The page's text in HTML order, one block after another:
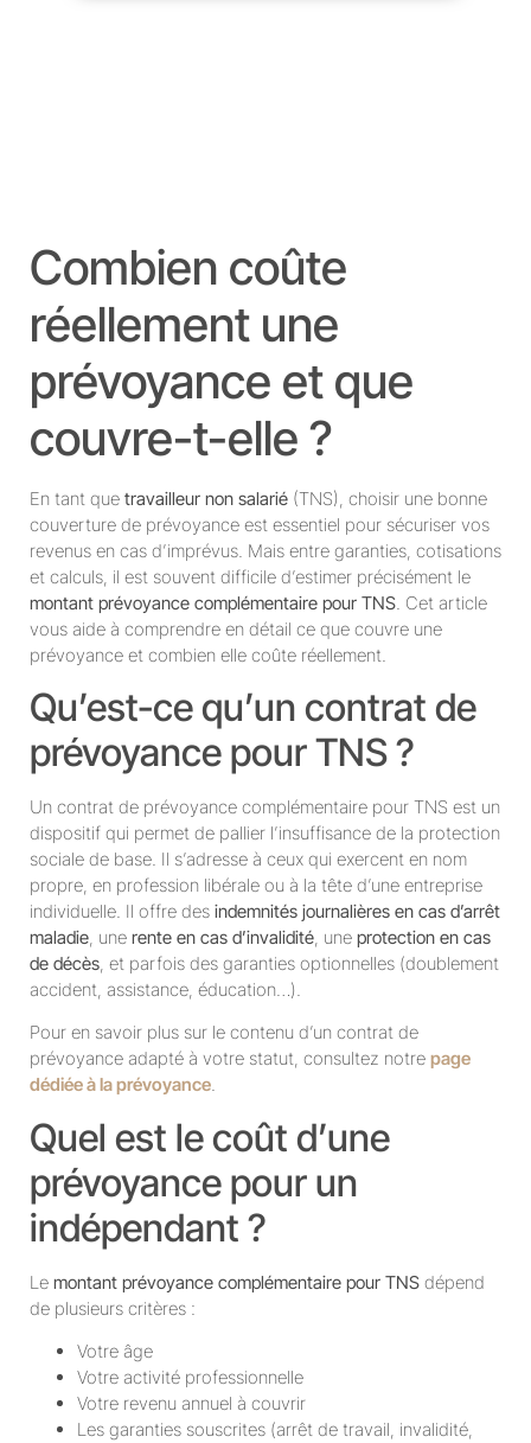
Combien coûte
réellement une
prévoyance et que
couvre-t-elle ?
En tant que travailleur non salarié (TNS), choisir une bonne
couverture de prévoyance est essentiel pour sécuriser vos
revenus en cas d’imprévus. Mais entre garanties, cotisations
et calculs, il est souvent difficile d’estimer précisément le
montant prévoyance complémentaire pour TNS . Cet article
vous aide à comprendre en détail ce que couvre une
prévoyance et combien elle coûte réellement.
Qu’est-ce qu’un contrat de
prévoyance pour TNS ?
Un contrat de prévoyance complémentaire pour TNS est un
dispositif qui permet de pallier l’insuffisance de la protection
sociale de base. Il s’adresse à ceux qui exercent en nom
propre, en profession libérale ou à la tête d’une entreprise
individuelle. Il offre des indemnités journalières en cas d’arrêt
maladie, une rente en cas d’invalidité, une protection en cas
de décès, et parfois des garanties optionnelles (doublement
accident, assistance, éducation…).
Pour en savoir plus sur le contenu d’un contrat de
prévoyance adapté à votre statut, consultez notre page
dédiée à la prévoyance.
Quel est le coût d’une
prévoyance pour un
indépendant ?
Le montant prévoyance complémentaire pour TNS dépend
de plusieurs critères :
Votre âge
Votre activité professionnelle
Votre revenu annuel à couvrir
Les garanties souscrites (arrêt de travail, invalidité,